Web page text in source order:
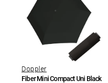
Fiber Mini Compact Uni Black
Doppler